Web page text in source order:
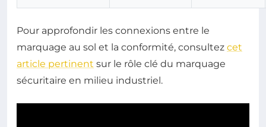
Pour approfondir les connexions entre le
marquage au sol et la conformité, consultez cet
article pertinent sur le rôle clé du marquage
sécuritaire en milieu industriel.